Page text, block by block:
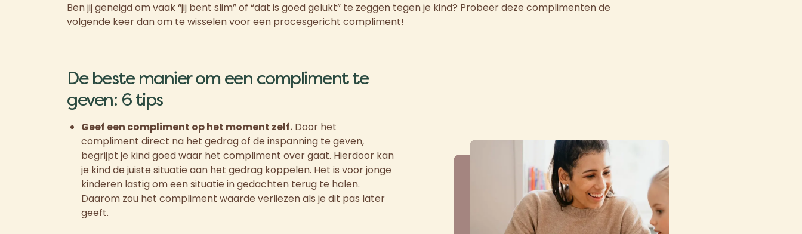
Ben jij geneigd om vaak “jij bent slim” of “dat is goed gelukt” te zeggen tegen je kind? Probeer deze complimenten de
volgende keer dan om te wisselen voor een procesgericht compliment!
De beste manier om een compliment te
geven: 6 tips
Geef een compliment op het moment zelf. Door het
compliment direct na het gedrag of de inspanning te geven,
begrijpt je kind goed waar het compliment over gaat. Hierdoor kan
je kind de juiste situatie aan het gedrag koppelen. Het is voor jonge
kinderen lastig om een situatie in gedachten terug te halen.
Daarom zou het compliment waarde verliezen als je dit pas later
geeft.